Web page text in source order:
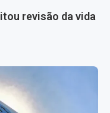
revisão da vida